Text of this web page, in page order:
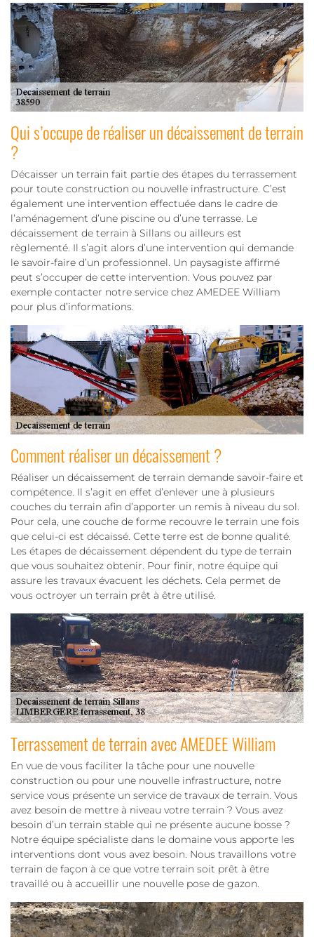
Qui s’occupe de réaliser un décaissement de terrain
?
Décaisser un terrain fait partie des étapes du terrassement
pour toute construction ou nouvelle infrastructure. C’est
également une intervention effectuée dans le cadre de
l’aménagement d’une piscine ou d’une terrasse. Le
décaissement de terrain à Sillans ou ailleurs est
règlementé. Il s’agit alors d’une intervention qui demande
le savoir-faire d’un professionnel. Un paysagiste affirmé
peut s’occuper de cette intervention. Vous pouvez par
exemple contacter notre service chez AMEDEE William
pour plus d’informations.
Comment réaliser un décaissement ?
Réaliser un décaissement de terrain demande savoir-faire et
compétence. Il s’agit en effet d’enlever une à plusieurs
couches du terrain afin d’apporter un remis à niveau du sol.
Pour cela, une couche de forme recouvre le terrain une fois
que celui-ci est décaissé. Cette terre est de bonne qualité.
Les étapes de décaissement dépendent du type de terrain
que vous souhaitez obtenir. Pour finir, notre équipe qui
assure les travaux évacuent les déchets. Cela permet de
vous octroyer un terrain prêt à être utilisé.
Terrassement de terrain avec AMEDEE William
En vue de vous faciliter la tâche pour une nouvelle
construction ou pour une nouvelle infrastructure, notre
service vous présente un service de travaux de terrain. Vous
avez besoin de mettre à niveau votre terrain ? Vous avez
besoin d’un terrain stable qui ne présente aucune bosse ?
Notre équipe spécialiste dans le domaine vous apporte les
interventions dont vous avez besoin. Nous travaillons votre
terrain de façon à ce que votre terrain soit prêt à être
travaillé ou à accueillir une nouvelle pose de gazon.